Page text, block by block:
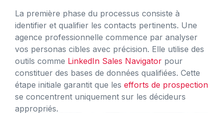
La première phase du processus consiste à
identifier et qualifier les contacts pertinents. Une
agence professionnelle commence par analyser
vos personas cibles avec précision. Elle utilise des
outils comme LinkedIn Sales Navigator pour
constituer des bases de données qualifiées. Cette
étape initiale garantit que les efforts de prospection
se concentrent uniquement sur les décideurs
appropriés.